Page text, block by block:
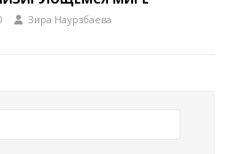
Зира Наурзбаева